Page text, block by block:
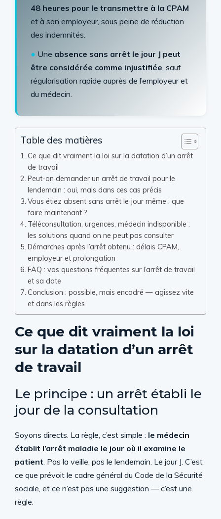
48 heures pour le transmettre à la CPAM
et à son employeur, sous peine de réduction
des indemnités.
● Une absence sans arrêt le jour J peut
être considérée comme injustifiée, sauf
régularisation rapide auprès de l’employeur et
du médecin.
Table des matières
Ce que dit vraiment la loi sur la datation d’un arrêt
de travail
Peut-on demander un arrêt de travail pour le
lendemain : oui, mais dans ces cas précis
Vous étiez absent sans arrêt le jour même : que
faire maintenant ?
Téléconsultation, urgences, médecin indisponible :
les solutions quand on ne peut pas consulter
Démarches après l’arrêt obtenu : délais CPAM,
employeur et prolongation
FAQ : vos questions fréquentes sur l’arrêt de travail
et sa date
Conclusion : possible, mais encadré — agissez vite
et dans les règles
Ce que dit vraiment la loi
sur la datation d’un arrêt
de travail
Le principe : un arrêt établi le
jour de la consultation
Soyons directs. La règle, c’est simple : le médecin
établit l’arrêt maladie le jour où il examine le
patient. Pas la veille, pas le lendemain. Le jour J. C’est
ce que prévoit le cadre général du Code de la Sécurité
sociale, et ce n’est pas une suggestion — c’est une
règle.